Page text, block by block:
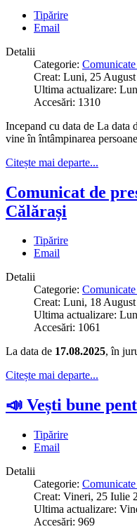
Tipărire
Email
Detalii
Categorie: Comunicate
Creat: Luni, 25
Ultima actualizare:
Accesări: 1310
Incepand cu data de La data
vine în întâmpinarea
Citește mai departe...
Comunicat de
Călărași
Tipărire
Email
Detalii
Categorie: Comunicate
Creat: Luni, 18
Ultima actualizare:
Accesări: 1061
La data de 17.08.2025, în
Citește mai departe...
📣 Vești bune
Tipărire
Email
Detalii
Categorie: Comunicate
Creat: Vineri, 25 Iulie
Ultima actualizare:
Accesări: 969